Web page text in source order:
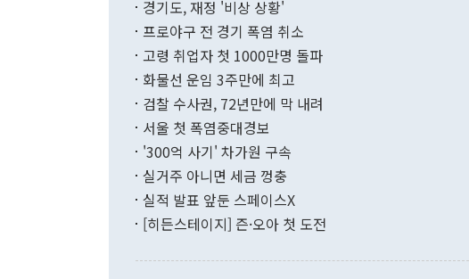
무너졌다고도 했다. 또 "
함께 4자 대화의 동력을
"우리의 선의대로 하는
관은 업무보고 사후 브
며 월간 기준 처음으로
196.9% 급증했고 컴퓨
수출은 160.4% 늘었으
기록했지만 지식재산권
로 전환됐다. 본원소득
는 배당수입이 늘어난
경기도, 재정 '비상 상황'
프로야구 전 경기 폭염 취소
고령 취업자 첫 1000만명 돌파
화물선 운임 3주만에 최고
검찰 수사권, 72년만에 막 내려
서울 첫 폭염중대경보
'300억 사기' 차가원 구속
실거주 아니면 세금 껑충
실적 발표 앞둔 스페이스X
[히든스테이지] 즌·오아 첫 도전